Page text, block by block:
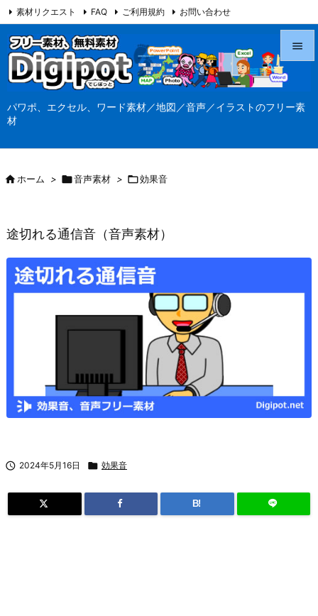
パワポ、エクセル、ワード素材／地図／音声／イラストのフリー素
材



素材リクエスト FAQ ご利用規約 お問い合わせ
当サイト（Digipot.net）について
ホーム > 音声素材 > 効果音
途切れる通信音（音声素材）
 2024年5月16日  効果音
B!